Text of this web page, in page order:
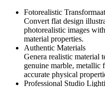
Fotorealistic
Convert flat design
photorealistic images
material properties.
Authentic Materials
Genera realistic material
genuine marble, metallic
accurate physical
Professional Studio